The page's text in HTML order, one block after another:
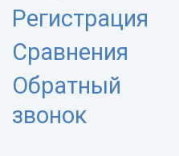
Регистрация
Сравнения
Обратный
звонок